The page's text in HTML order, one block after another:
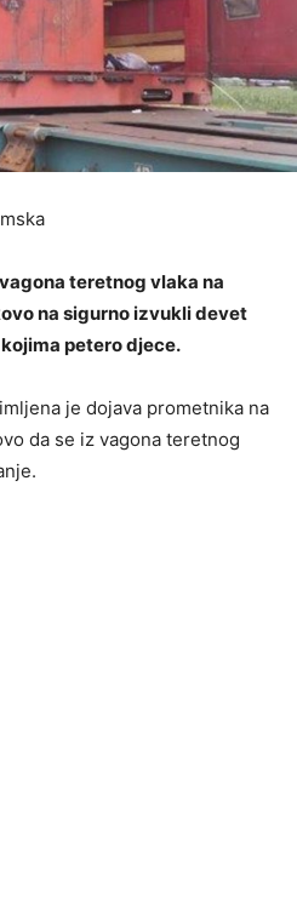
teretnog vlaka na
na sigurno izvukli devet
petero djece.
je dojava prometnika na
da se iz vagona teretnog